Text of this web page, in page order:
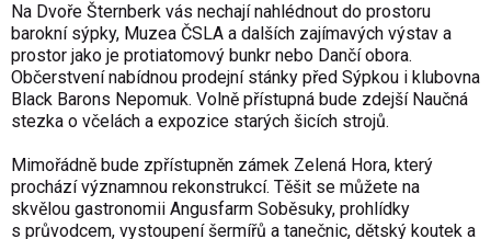
Na Dvoře Šternberk vás nechají nahlédnout do prostoru
barokní sýpky, Muzea ČSLA a dalších zajímavých výstav a
prostor jako je protiatomový bunkr nebo Dančí obora.
Občerstvení nabídnou prodejní stánky před Sýpkou i klubovna
Black Barons Nepomuk. Volně přístupná bude zdejší Naučná
stezka o včelách a expozice starých šicích strojů.
Mimořádně bude zpřístupněn zámek Zelená Hora, který
prochází významnou rekonstrukcí. Těšit se můžete na
skvělou gastronomii Angusfarm Soběsuky, prohlídky
s průvodcem, vystoupení šermířů a tanečnic, dětský koutek a